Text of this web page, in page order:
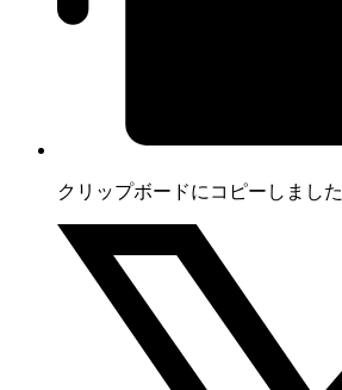
クリップボードにコピーしました